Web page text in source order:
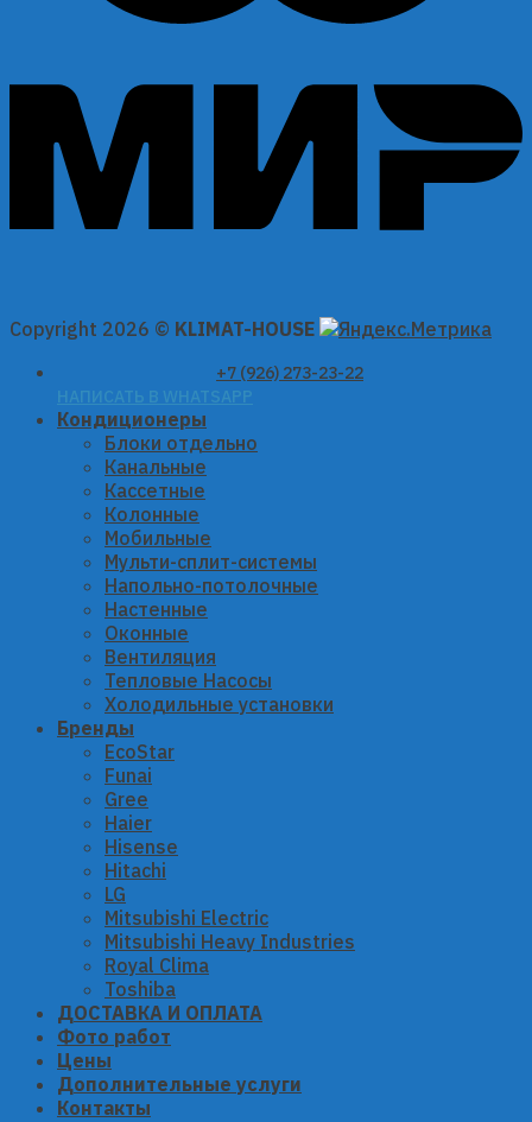
Copyright 2026 © KLIMAT-HOUSE
+7 (926) 273-23-22
НАПИСАТЬ В WHATSAPP
Кондиционеры
Блоки отдельно
Канальные
Кассетные
Колонные
Мобильные
Мульти-сплит-системы
Напольно-потолочные
Настенные
Оконные
Вентиляция
Тепловые Насосы
Холодильные установки
Бренды
EcoStar
Funai
Gree
Haier
Hisense
Hitachi
LG
Mitsubishi Electric
Mitsubishi Heavy Industries
Royal Clima
Toshiba
ДОСТАВКА И ОПЛАТА
Фото работ
Цены
Дополнительные услуги
Контакты